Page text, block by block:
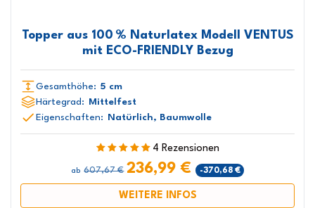
Topper aus 100 % Naturlatex Modell VENTUS
mit ECO-FRIENDLY Bezug
Gesamthöhe: 5 cm
Härtegrad: Mittelfest
Eigenschaften: Natürlich, Baumwolle
4 Rezensionen
ab 607,67 € 236,99 € -370,68 €
WEITERE INFOS